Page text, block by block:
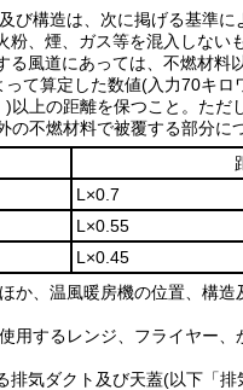
び構造は、次に掲げる基準に
粉、煙、ガス等を混入しない
る風道にあっては、不燃材料
って算定した数値(入力70キロ
)以上の距離を保つこと。 ただ
の不燃材料で被覆する部分に
L×0.7
L×0.55
L×0.45
か、温風暖房機の位置、構造
用するレンジ、フライヤー、
排気ダクト及び天蓋(以下「排